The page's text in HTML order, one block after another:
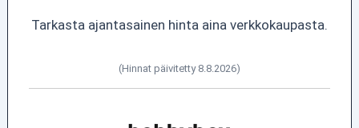
Tarkasta ajantasainen hinta aina verkkokaupasta.
(Hinnat päivitetty 8.8.2026)